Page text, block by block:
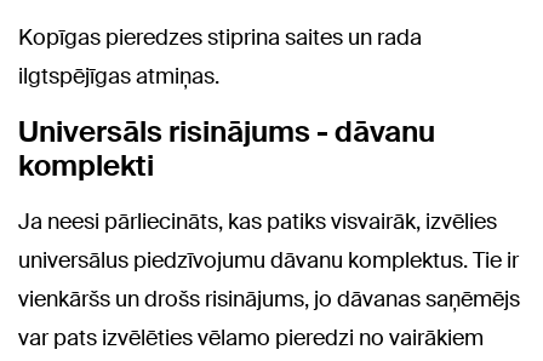
Kopīgas pieredzes stiprina saites un rada
ilgtspējīgas atmiņas.
Universāls risinājums - dāvanu
komplekti
Ja neesi pārliecināts, kas patiks visvairāk, izvēlies
universālus piedzīvojumu dāvanu komplektus. Tie ir
vienkāršs un drošs risinājums, jo dāvanas saņēmējs
var pats izvēlēties vēlamo pieredzi no vairākiem